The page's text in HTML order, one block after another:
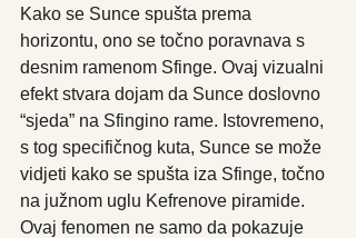
Kako se Sunce spušta prema
horizontu, ono se točno poravnava s
desnim ramenom Sfinge. Ovaj vizualni
efekt stvara dojam da Sunce doslovno
“sjeda” na Sfingino rame. Istovremeno,
s tog specifičnog kuta, Sunce se može
vidjeti kako se spušta iza Sfinge, točno
na južnom uglu Kefrenove piramide.
Ovaj fenomen ne samo da pokazuje